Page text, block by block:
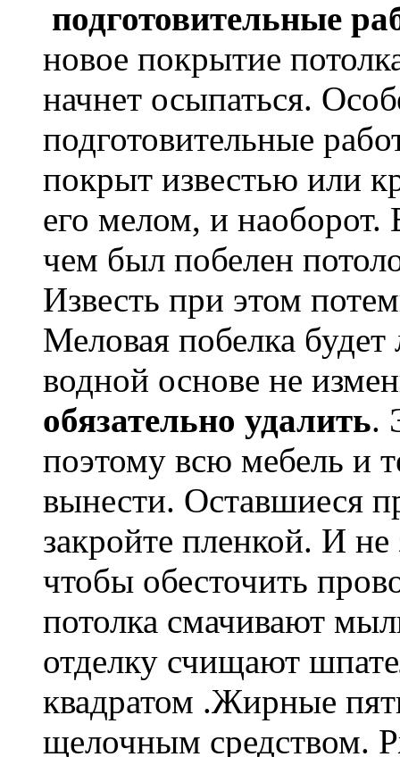
подготовительные
новое покрытие
начнет осыпаться.
подготовительные
покрыт известью или
его мелом, и наоборот.
чем был побелен
Известь при этом
Меловая побелка будет
водной основе не
обязательно удалить.
поэтому всю мебель и
вынести. Оставшиеся
закройте пленкой. И
чтобы обесточить
потолка смачивают
отделку счищают
квадратом .Жирные
щелочным средством.